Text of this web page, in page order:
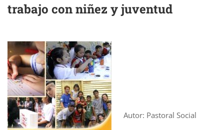
trabajo con niñez y juventud
Autor: Pastoral Social